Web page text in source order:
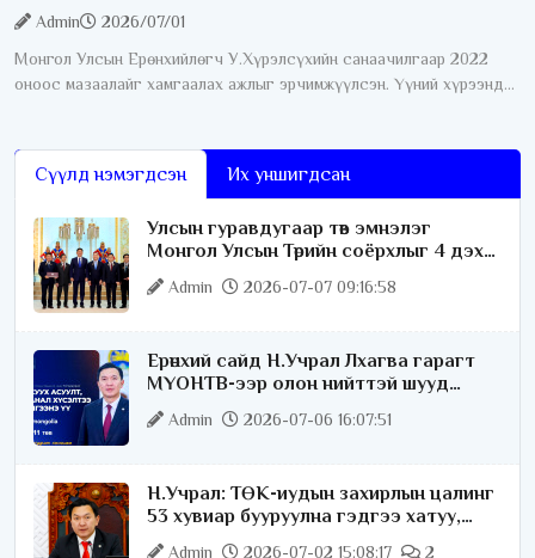
Admin
2026/07/01
Монгол Улсын Ерөнхийлөгч У.Хүрэлсүхийн санаачилгаар 2022
оноос мазаалайг хамгаалах ажлыг эрчимжүүлсэн. Үүний хүрээнд
Сүүлд нэмэгдсэн Их уншигдсан
Улсын гуравдугаар төв эмнэлэг
Монгол Улсын Төрийн соёрхлыг 4 дэх
удаагаа хүртлээ
Admin 2026-07-07 09:16:58
Ерөнхий сайд Н.Учрал Лхагва гарагт
МҮОНТВ-ээр олон нийттэй шууд
ярилцана
Admin 2026-07-06 16:07:51
Н.Учрал: ТӨК-иудын захирлын цалинг
53 хувиар бууруулна гэдгээ хатуу,
хариуцлагатайгаар хэлье
Admin 2026-07-02 15:08:17 2